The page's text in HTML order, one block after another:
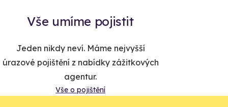
Vše umíme pojistit
Jeden nikdy neví. Máme nejvyšší
úrazové pojištění z nabídky zážitkových
agentur.
Vše o pojištění